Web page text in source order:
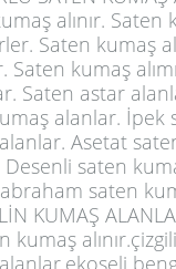
alınır. Saten
Saten kumaş
kumaş alımı
Saten astar
alanlar. İpek
Asetat
Desenli saten
saten
KUMAŞ
kumaş